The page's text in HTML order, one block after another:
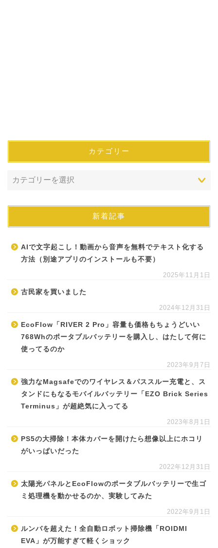
カテゴリー
新着記事
AIで文字起こし！動画から音声を無料でテキスト化する
方法（別途アプリのインストールも不要）
2025年11月1日
古民家を買いました
2024年12月31日
EcoFlow「RIVER 2 Pro」容量も価格もちょうどいい
768Whのポータブルバッテリーを購入し、はたして何に
使ってるのか
2023年9月7日
強力なMagsafeでのワイヤレス＆パススルー充電と、ス
タンドにもなるモバイルバッテリー「EZO Brick Series
Terminus」が超絶気に入ってる
2023年8月1日
PS5の大掃除！本体カバーを開けたら想像以上にホコリ
がいっぱいだった
2022年12月31日
太陽光パネルとEcoFlowのポータブルバッテリーで生ゴ
ミ処理機を動かせるのか、実験してみた
2022年9月1日
ルンバを超えた！全自動ロボット掃除機「ROIDMI
EVA」が万能すぎて軽くショック